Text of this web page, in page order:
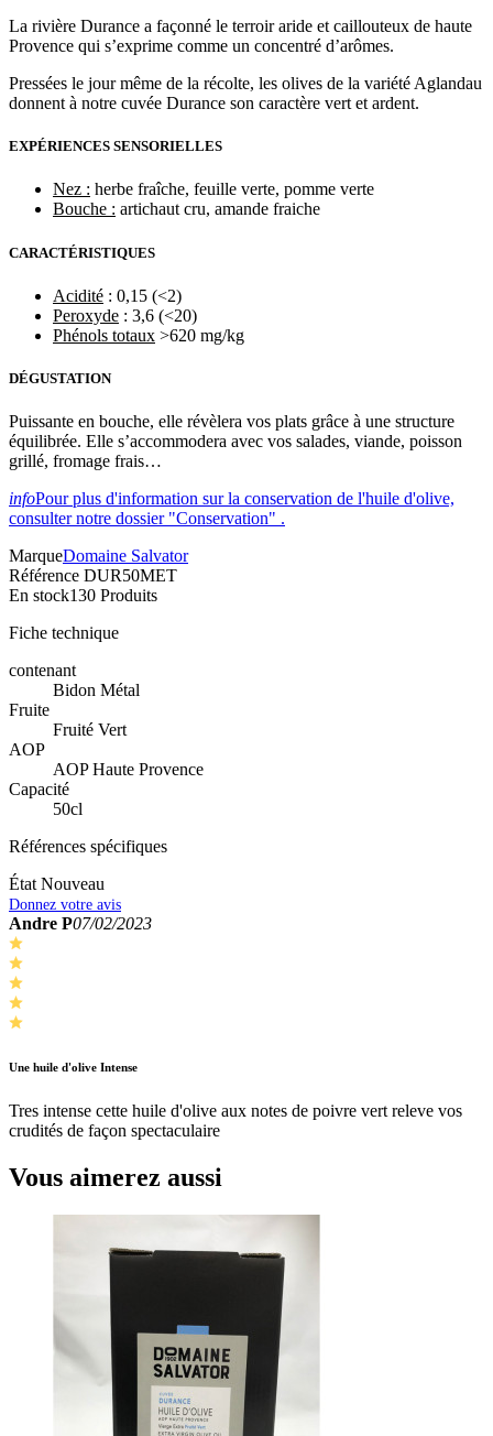
La rivière Durance a façonné le terroir aride et caillouteux de haute
Provence qui s’exprime comme un concentré d’arômes.
Pressées le jour même de la récolte, les olives de la variété Aglandau
donnent à notre cuvée Durance son caractère vert et ardent.
EXPÉRIENCES SENSORIELLES
Nez : herbe fraîche, feuille verte, pomme verte
Bouche : artichaut cru, amande fraiche
CARACTÉRISTIQUES
Acidité : 0,15 (<2)
Peroxyde : 3,6 (<20)
Phénols totaux >620 mg/kg
DÉGUSTATION
Puissante en bouche, elle révèlera vos plats grâce à une structure
équilibrée. Elle s’accommodera avec vos salades, viande, poisson
grillé, fromage frais…
infoPour plus d'information sur la conservation de l'huile d'olive,
consulter notre dossier "Conservation" .
MarqueDomaine Salvator
Référence DUR50MET
En stock130 Produits
Fiche technique
contenant
Bidon Métal
Fruite
Fruité Vert
AOP
AOP Haute Provence
Capacité
50cl
Références spécifiques
État Nouveau
Donnez votre avis
Andre P07/02/2023
Une huile d'olive Intense
Tres intense cette huile d'olive aux notes de poivre vert releve vos
crudités de façon spectaculaire
Vous aimerez aussi